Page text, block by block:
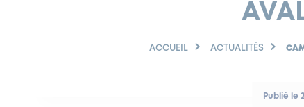
ACCUEIL ACTUALITÉS
Publié le